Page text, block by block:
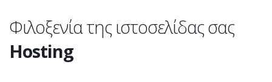
Φιλοξενία της ιστοσελίδας σας
Hosting